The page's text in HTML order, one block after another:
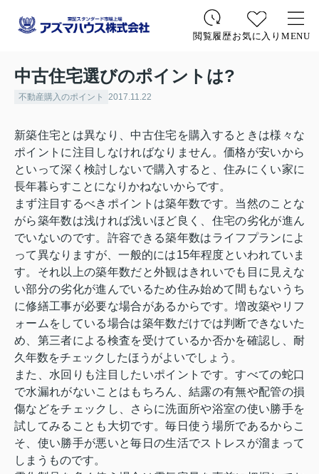
閲覧履歴お気に入り MENU
中古住宅選びのポイントは?
不動産購入のポイント 2017.11.22
新築住宅とは異なり、中古住宅を購入するときは様々な
ポイントに注目しなければなりません。価格が安いから
といって深く検討しないで購入すると、住みにくい家に
長年暮らすことになりかねないからです。
まず注目するべきポイントは築年数です。当然のことな
がら築年数は浅ければ浅いほど良く、住宅の劣化が進ん
でいないのです。許容できる築年数はライフプランによ
って異なりますが、一般的には15年程度といわれていま
す。それ以上の築年数だと外観はきれいでも目に見えな
い部分の劣化が進んでいるため住み始めて間もないうち
に修繕工事が必要な場合があるからです。増改築やリフ
ォームをしている場合は築年数だけでは判断できないた
め、第三者による検査を受けているか否かを確認し、耐
久年数をチェックしたほうがよいでしょう。
また、水回りも注目したいポイントです。すべての蛇口
で水漏れがないことはもちろん、結露の有無や配管の損
傷などをチェックし、さらに洗面所や浴室の使い勝手を
試してみることも大切です。毎日使う場所であるからこ
そ、使い勝手が悪いと毎日の生活でストレスが溜まって
しまうものです。